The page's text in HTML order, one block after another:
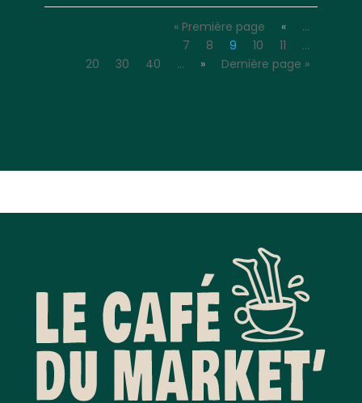
« Première page «
…
7
8 9 10 11
…
20
30 40 … » Dernière page »